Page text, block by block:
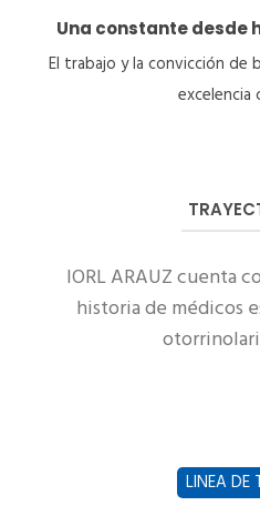
Una constante desde
El trabajo y la convicción de
excelencia
IORL ARAUZ cuenta
historia de médicos
LINEA DE